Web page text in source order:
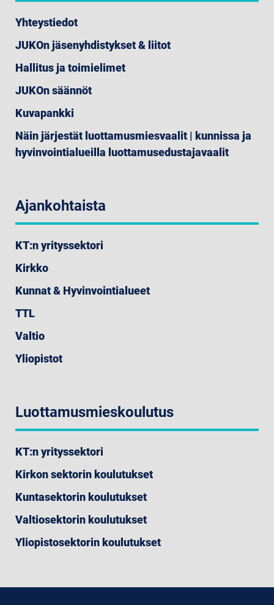
Yhteystiedot
JUKOn jäsenyhdistykset & liitot
Hallitus ja toimielimet
JUKOn säännöt
Kuvapankki
Näin järjestät luottamusmiesvaalit | kunnissa ja
hyvinvointialueilla luottamusedustajavaalit
Ajankohtaista
KT:n yrityssektori
Kirkko
Kunnat & Hyvinvointialueet
TTL
Valtio
Yliopistot
Luottamusmieskoulutus
KT:n yrityssektori
Kirkon sektorin koulutukset
Kuntasektorin koulutukset
Valtiosektorin koulutukset
Yliopistosektorin koulutukset